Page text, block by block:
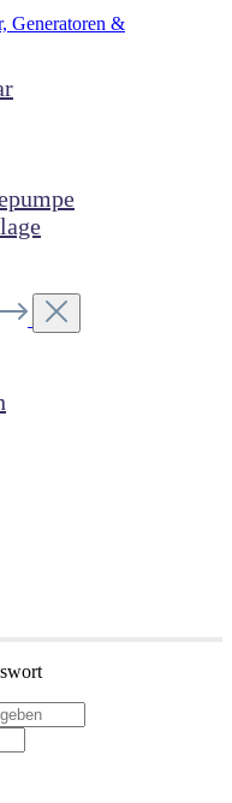
Generatoren &